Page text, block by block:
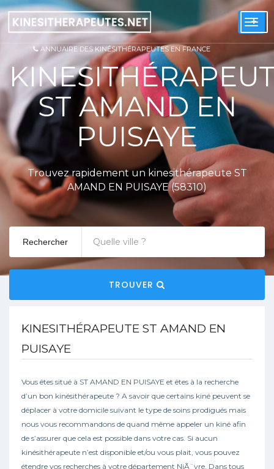
+
ANNUAIRE DES KINÉSITHÉRAPEUTES EN FRANCE
ST AMAND EN
PUISAYE
Trouvez rapidement un kinesithérapeute ST
AMAND EN PUISAYE (58310)
Rechercher
TROUVER
KINESITHÉRAPEUTE ST AMAND EN
PUISAYE
Vous êtes situé à ST AMAND EN PUISAYE et êtes à la recherche
d’un bon kinésithérapeute ? A savoir que certains kiné peuvent se
déplacer à votre domicile suivant le type de soins prodigués mais
nous vous recommandons de quand même appeler un kiné afin
de s’assurer que cela est possible dans votre cas. Si aucun
kinésithérapeute n’est disponible et/ou vous plait, vous pouvez
étendre vos recherches à votre département NiÃ¨vre. Dans tous